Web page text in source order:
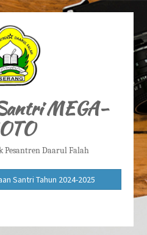
MEGA-
Pesantren Daarul Falah
Santri Tahun 2024-2025